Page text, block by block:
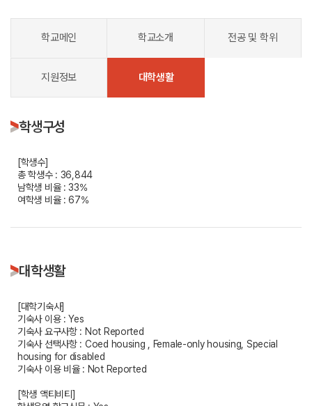
학교메인 학교소개 전공 및 학위
지원정보 대학생활
학생구성
[학생수]
총 학생수 : 36,844
남학생 비율 : 33%
여학생 비율 : 67%
대학생활
[대학기숙사]
기숙사 이용 : Yes
기숙사 요구사항 : Not Reported
기숙사 선택사항 : Coed housing , Female-only housing, Special
housing for disabled
기숙사 이용 비율 : Not Reported
[학생 액티비티]